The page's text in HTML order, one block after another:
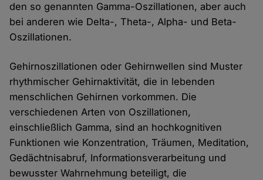
den so genannten Gamma-Oszillationen, aber auch
bei anderen wie Delta-, Theta-, Alpha- und Beta-
Oszillationen.
Gehirnoszillationen oder Gehirnwellen sind Muster
rhythmischer Gehirnaktivität, die in lebenden
menschlichen Gehirnen vorkommen. Die
verschiedenen Arten von Oszillationen,
einschließlich Gamma, sind an hochkognitiven
Funktionen wie Konzentration, Träumen, Meditation,
Gedächtnisabruf, Informationsverarbeitung und
bewusster Wahrnehmung beteiligt, die